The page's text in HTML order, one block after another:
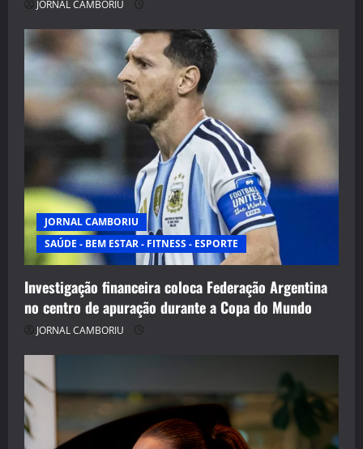
JORNAL CAMBORIU
JORNAL CAMBORIU
SAÚDE - BEM ESTAR - FITNESS - ESPORTE
Investigação financeira coloca Federação Argentina
no centro de apuração durante a Copa do Mundo
JORNAL CAMBORIU